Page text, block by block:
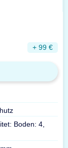
+ 99 €
Boden: 4,